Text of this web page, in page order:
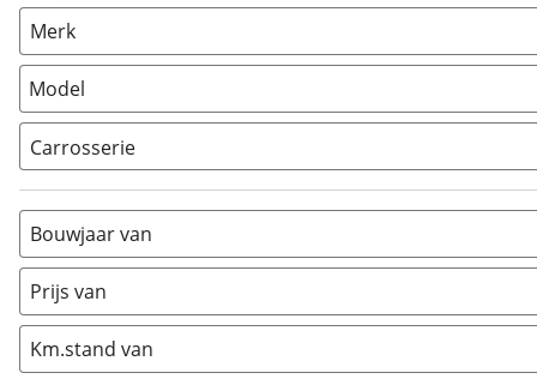
Caravan (3)
Camper
Vouwwagen
Merk
Model
Carrosserie
Alkoof (0)
Busmodel
Caravan (3)
Half-integraal
Integraal (0)
Opzetunit (0
Bouwjaar van
Prijs van
Km.stand van